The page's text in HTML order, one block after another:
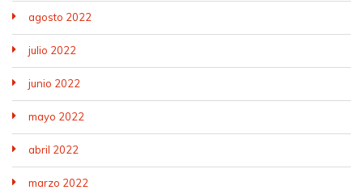
agosto 2022
julio 2022
junio 2022
mayo 2022
abril 2022
marzo 2022